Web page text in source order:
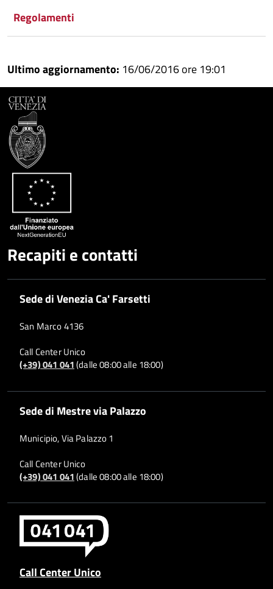
Regolamenti
Ultimo aggiornamento: 16/06/2016 ore 19:01
Recapiti e contatti
Sede di Venezia Ca' Farsetti
San Marco 4136
Call Center Unico
(+39) 041 041(dalle 08:00 alle 18:00)
Sede di Mestre via Palazzo
Municipio, Via Palazzo 1
Call Center Unico
(+39) 041 041(dalle 08:00 alle 18:00)
Call Center Unico